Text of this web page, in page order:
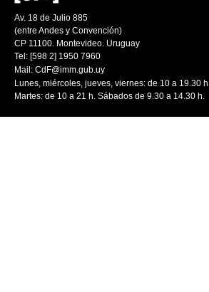
Av. 18 de Julio 885
(entre Andes y Convención)
CP 11100. Montevideo. Uruguay
Tel: [598 2] 1950 7960
Mail: CdF@imm.gub.uy
Lunes, miércoles, jueves, viernes: de 10 a 19.30
Martes: de 10 a 21 h. Sábados de 9.30 a 14.30 h.